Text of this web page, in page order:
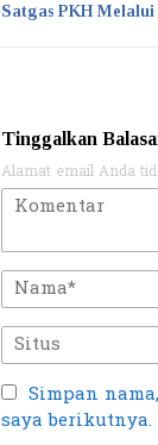
Satgas PKH Melalui
Tinggalkan
Alamat email Anda
Simpan
saya berikutnya.